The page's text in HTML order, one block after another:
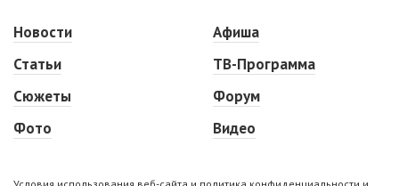
Новости
Статьи
Сюжеты
Фото
Афиша
ТВ-Программа
Форум
Видео